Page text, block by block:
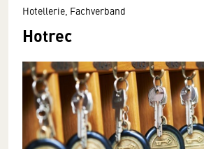
Hotellerie, Fachverband
Hotrec